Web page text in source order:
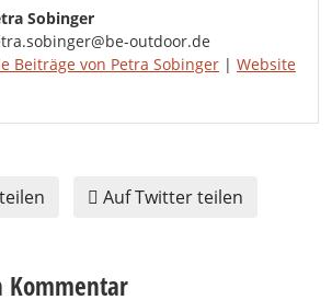
Sobinger
outdoor.de
Beiträge von Petra Sobinger | Website
Auf Twitter teilen
Kommentar